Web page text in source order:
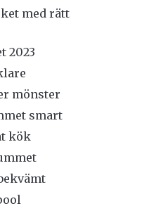
med rätt
2023
mönster
smart
kök